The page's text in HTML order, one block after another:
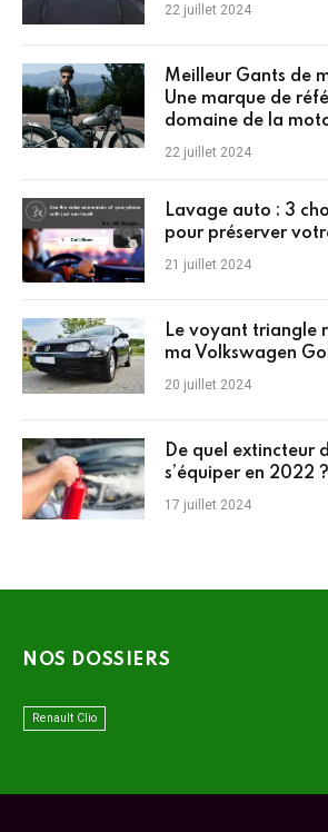
22 juillet 2024
Meilleur Gants de
Une marque de
domaine de la
22 juillet 2024
Lavage auto : 3
pour préserver
21 juillet 2024
Le voyant triangle
ma Volkswagen
20 juillet 2024
De quel extincteur
s’équiper en 2022 ?
17 juillet 2024
NOS DOSSIERS
Renault Clio